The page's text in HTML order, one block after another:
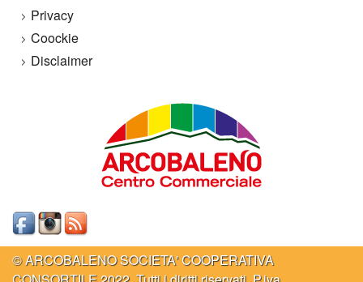
Privacy
Coockie
Disclaimer
© ARCOBALENO SOCIETA' COOPERATIVA